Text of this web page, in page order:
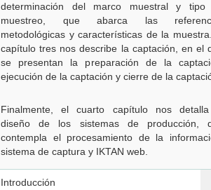
determinación del marco muestral y tipo
muestreo, que abarca las
metodológicas y características de la
capítulo tres nos describe la captación, en el
se presentan la preparación de la
ejecución de la captación y cierre de la
Finalmente, el cuarto capítulo nos
diseño de los sistemas de producción,
contempla el procesamiento de la
sistema de captura y IKTAN web.
Introducción